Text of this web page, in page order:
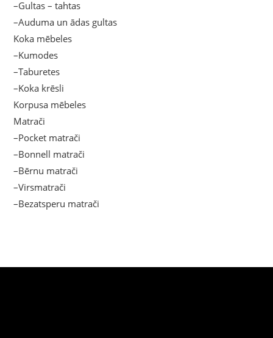
–Gultas – tahtas
–Auduma un ādas gultas
Koka mēbeles
–Kumodes
–Taburetes
–Koka krēsli
Korpusa mēbeles
Matrači
–Pocket matrači
–Bonnell matrači
–Bērnu matrači
–Virsmatrači
–Bezatsperu matrači